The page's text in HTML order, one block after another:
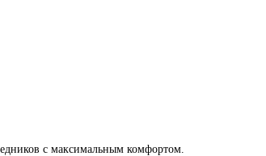
с максимальным комфортом.